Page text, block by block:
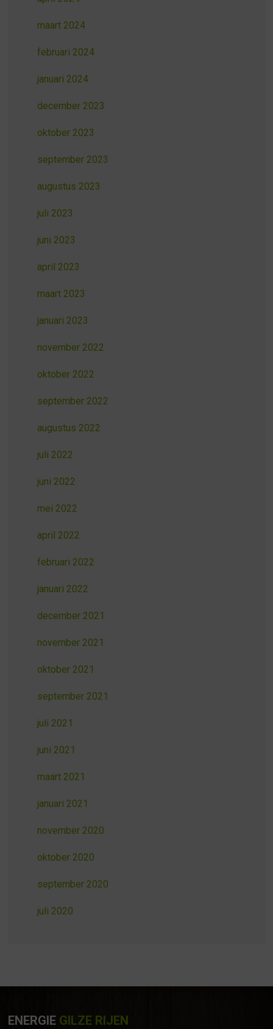
maart 2024
februari 2024
januari 2024
december 2023
oktober 2023
september 2023
augustus 2023
juli 2023
juni 2023
april 2023
maart 2023
januari 2023
november 2022
oktober 2022
september 2022
augustus 2022
juli 2022
juni 2022
mei 2022
april 2022
februari 2022
januari 2022
december 2021
november 2021
oktober 2021
september 2021
juli 2021
juni 2021
maart 2021
januari 2021
november 2020
oktober 2020
september 2020
juli 2020
ENERGIE GILZE RIJEN